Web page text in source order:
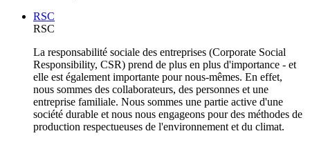
RSC
RSC
La responsabilité sociale des entreprises (Corporate Social
Responsibility, CSR) prend de plus en plus d'importance - et
elle est également importante pour nous-mêmes. En effet,
nous sommes des collaborateurs, des personnes et une
entreprise familiale. Nous sommes une partie active d'une
société durable et nous nous engageons pour des méthodes de
production respectueuses de l'environnement et du climat.